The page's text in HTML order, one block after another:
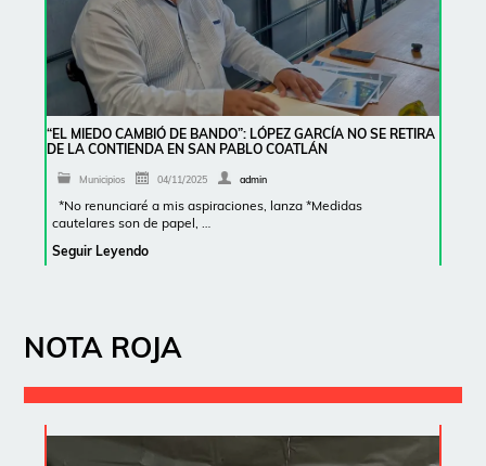
“EL MIEDO CAMBIÓ DE BANDO”: LÓPEZ GARCÍA NO SE RETIRA
DE LA CONTIENDA EN SAN PABLO COATLÁN
Municipios 04/11/2025 admin
*No renunciaré a mis aspiraciones, lanza *Medidas
cautelares son de papel, …
Seguir Leyendo
NOTA ROJA